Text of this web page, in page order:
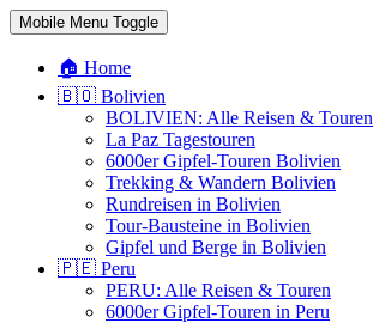
Mobile Menu Toggle
🏠 Home
🇧🇴 Bolivien
BOLIVIEN: Alle Reisen & Touren
La Paz Tagestouren
6000er Gipfel-Touren Bolivien
Trekking & Wandern Bolivien
Rundreisen in Bolivien
Tour-Bausteine in Bolivien
Gipfel und Berge in Bolivien
🇵🇪 Peru
PERU: Alle Reisen & Touren
6000er Gipfel-Touren in Peru